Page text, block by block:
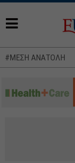
#ΜΕΣΗ ΑΝΑΤΟΛΗ